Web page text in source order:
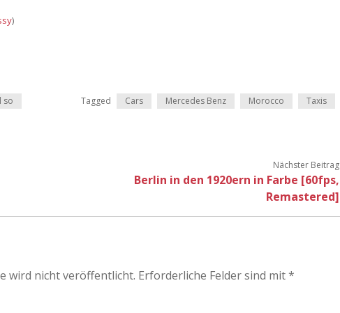
)
so Tagged Cars Mercedes Benz Morocco Taxis
Nächster Beitrag
Berlin in den 1920ern in Farbe [60fps,
Remastered]
wird nicht veröffentlicht. Erforderliche Felder sind mit*